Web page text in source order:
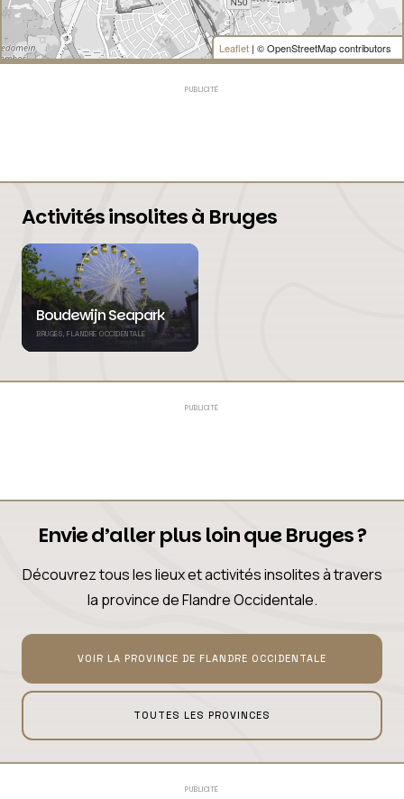
Leaflet | © OpenStreetMap contributors
PUBLICITÉ
Activités insolites à Bruges
Boudewijn Seapark
BRUGES, FLANDRE OCCIDENTALE
PUBLICITÉ
Envie d’aller plus loin que Bruges ?
Découvrez tous les lieux et activités insolites à travers
la province de Flandre Occidentale.
VOIR LA PROVINCE DE FLANDRE OCCIDENTALE
TOUTES LES PROVINCES
PUBLICITÉ